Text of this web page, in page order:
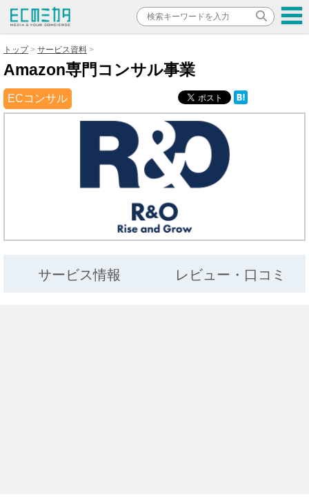
トップ サービス資料
Amazon専門コンサル事業
ECコンサル
サービス情報 レビュー・口コミ